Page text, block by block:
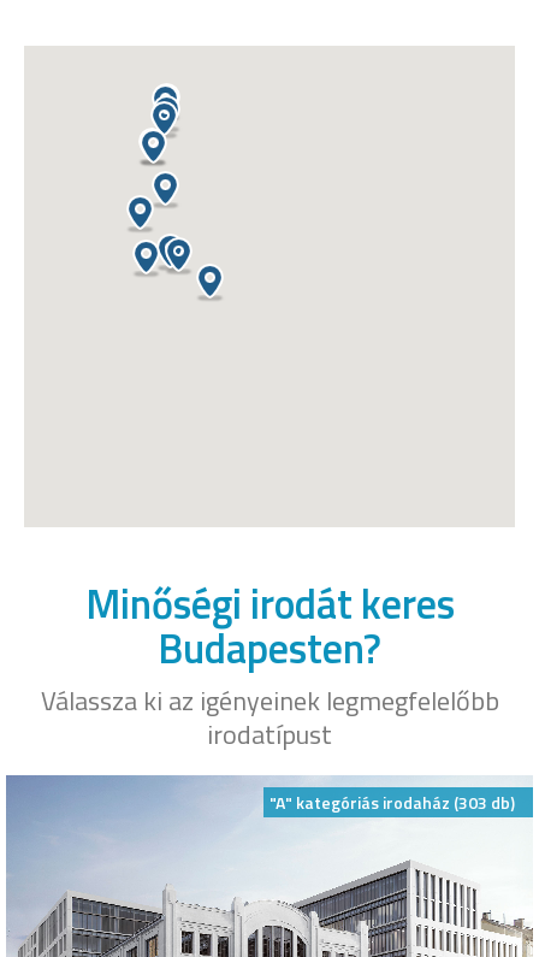
Minőségi irodát keres
Budapesten?
Válassza ki az igényeinek legmegfelelőbb
irodatípust
"A" kategóriás irodaház (303 db)